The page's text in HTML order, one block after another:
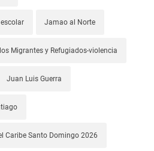
Jamao al Norte
Migrantes y Refugiados-violencia
Juan Luis Guerra
Caribe Santo Domingo 2026